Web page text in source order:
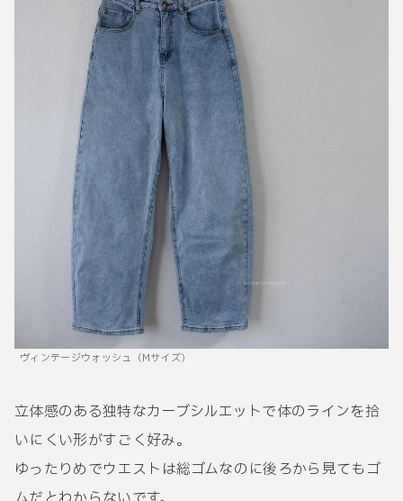
ヴィンテージウォッシュ（Mサイズ）
立体感のある独特なカーブシルエットで体のラインを拾
いにくい形がすごく好み。
ゆったりめでウエストは総ゴムなのに後ろから見てもゴ